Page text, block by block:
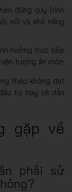
đúng quy trình
nối và khả năng
hưởng trực tiếp
tượng ăn mòn
thép không đạt
tư, hay sẽ dẫn
gặp về
phải sử